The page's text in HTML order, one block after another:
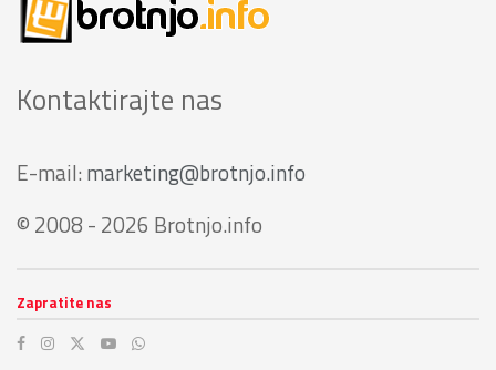
Kontaktirajte nas
E-mail: marketing@brotnjo.info
© 2008 - 2026 Brotnjo.info
Zapratite nas